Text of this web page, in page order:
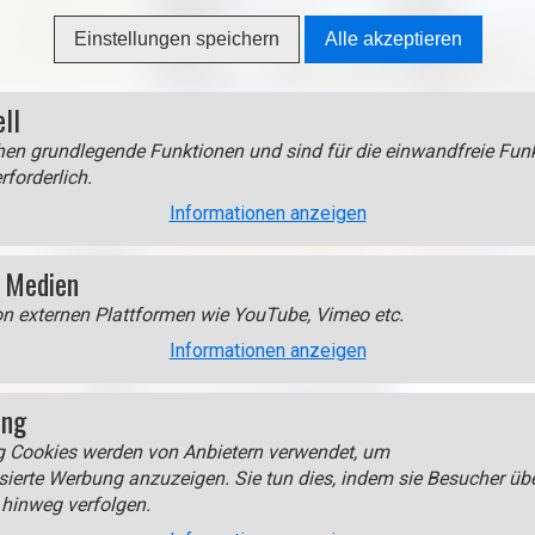
Einstellungen speichern Alle akzeptieren
grundlegende Funktionen und sind für die einwandfreie
Informationen anzeigen
externen Plattformen wie YouTube, Vimeo etc.
Informationen anzeigen
Cookies werden von Anbietern verwendet, um
Werbung anzuzeigen. Sie tun dies, indem sie Besucher
verfolgen.